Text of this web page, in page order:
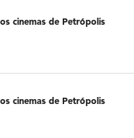
cinemas de Petrópolis
cinemas de Petrópolis